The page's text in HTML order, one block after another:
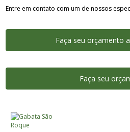
Entre em contato com um de nossos
Faça seu orçamento
Faça seu